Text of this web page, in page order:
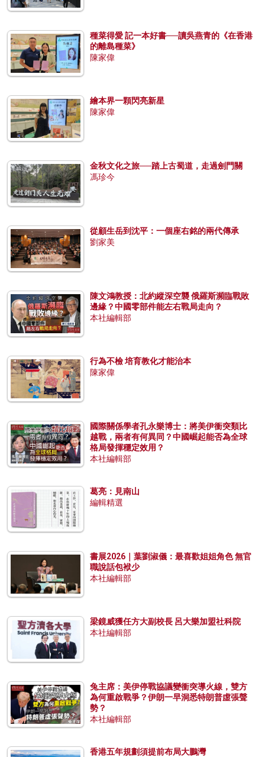
種菜得愛 記一本好書──讀吳燕青的《在香港
的離島種菜》
陳家偉
繪本界一顆閃亮新星
陳家偉
金秋文化之旅──踏上古蜀道，走過劍門關
馮珍今
從顧生岳到沈平：一個座右銘的兩代傳承
劉家美
陳文鴻教授：北約縱深空襲 俄羅斯瀕臨戰敗
邊緣？中國零部件能左右戰局走向？
本社編輯部
行為不檢 培育教化才能治本
陳家偉
國際關係學者孔永樂博士：將美伊衝突類比
越戰，兩者有何異同？中國崛起能否為全球
格局發揮穩定效用？
本社編輯部
葛亮：見南山
編輯精選
書展2026｜葉劉淑儀：最喜歡姐姐角色 無官
職說話包袱少
本社編輯部
梁鏡威獲任方大副校長 呂大樂加盟社科院
本社編輯部
兔主席：美伊停戰協議變衝突導火線，雙方
為何重啟戰爭？伊朗一早洞悉特朗普虛張聲
勢？
本社編輯部
香港五年規劃須提前布局大鵬灣